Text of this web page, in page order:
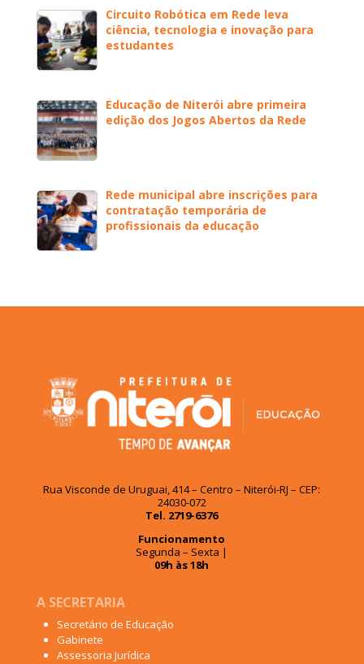
Circuito Robótica em Rede leva
ciência, tecnologia e inovação para
estudantes
Educação de Niterói abre primeira
edição dos Jogos Abertos da Rede
Rede municipal abre inscrições para
contratação temporária de
profissionais da educação
Rua Visconde de Uruguai, 414 – Centro – Niterói-RJ – CEP:
24030-072
Tel. 2719-6376
Funcionamento
Segunda – Sexta |
09h às 18h
A SECRETARIA
Secretário de Educação
Gabinete
Assessoria Jurídica